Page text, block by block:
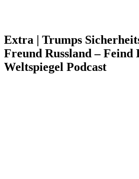
Extra | Trumps
Freund Russland – Feind
Weltspiegel Podcast